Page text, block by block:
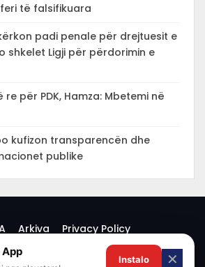
të falsifikuara
padi penale për drejtuesit e
shkelet Ligji për përdorimin e
për PDK, Hamza: Mbetemi në
kufizon transparencën dhe
publike
Arkiva Privacy Policy
Instalo ✕